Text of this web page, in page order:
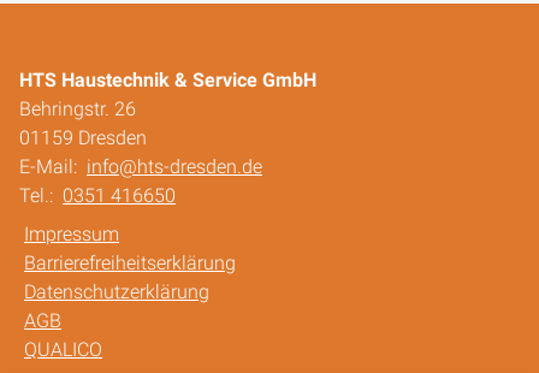
HTS Haustechnik & Service GmbH
Behringstr. 26
01159 Dresden
E-Mail: info@hts-dresden.de
Tel.: 0351 416650
Impressum
Barrierefreiheitserklärung
Datenschutzerklärung
AGB
QUALICO